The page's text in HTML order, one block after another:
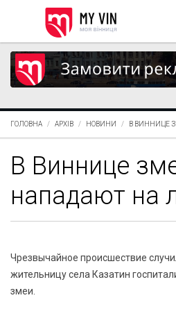
ГОЛОВНА АРХІВ НОВИНИ В ВИННИЦЕ
В Виннице
нападают на
Чрезвычайное происшествие
жительницу села Казатин
змеи.